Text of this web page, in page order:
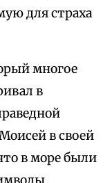
для страха
многое
в
в своей
в море были